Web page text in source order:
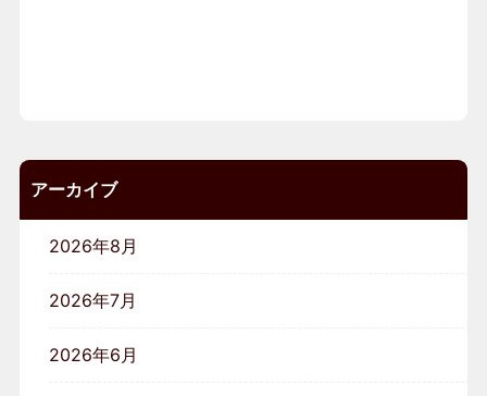
アーカイブ
2026年8月
2026年7月
2026年6月